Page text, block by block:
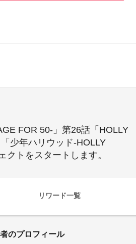
FOR 50-」第26話「HOLLY
少年ハリウッド-HOLLY
トをスタートします。
リワード一覧
のプロフィール